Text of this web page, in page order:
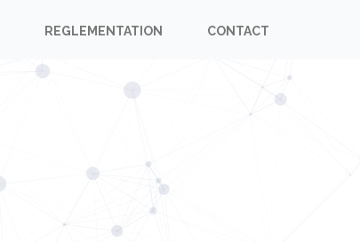
REGLEMENTATION CONTACT